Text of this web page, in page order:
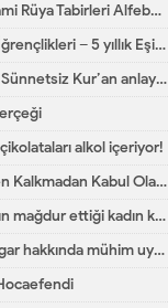
İmam Nablusi İslami Rüya Tabirleri Alfebatik Sıra
Abdülkadir Polat İğrençlikleri – 5 yıllık Eşinin İtirafları
Mehmet Kırkıncı: Sünnetsiz Kur’an anlayışı hastalıktır, dalalettir!
alkol içeriyor!
Oturduğun Yerden Kalkmadan Kabul Olacak Dua
Abdülkadir Polat’ın mağdur ettiği kadın konuştu
Hatice Kübra Tongar hakkında mühim uyarı